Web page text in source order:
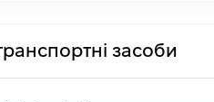
засоби